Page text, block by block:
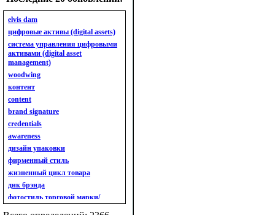
анализ бизнес-портфеля
анализ имиджа
анализ кластерный
анализ конкурентов
анализ кросс-культурных
особенностей
анализ мак кинси «7s»
анализ макросистемы
анализ маркетинговый
анализ рынка
анализ ситуационный
анализ экспертный
индивидуальный
анкета
ассортимент
ассортимент товарный.
планирование товарного
ассортимента
ассортимент. глубина
elvis dam
цифровые активы (digital assets)
система управления цифровыми
активами (digital asset
management)
woodwing
контент
content
brand signature
credentials
awareness
дизайн упаковки
фирменный стиль
жизненный цикл товара
днк брэнда
фотостиль торговой марки/
линейки продукции